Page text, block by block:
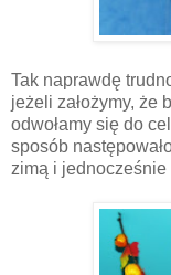
Tak naprawdę
jeżeli założymy, że
odwołamy się do
sposób
zimą i jednocześnie